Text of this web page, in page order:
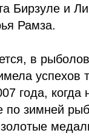
Бирзуле и
Рамза.
в
успехов
года, когда
по зимней